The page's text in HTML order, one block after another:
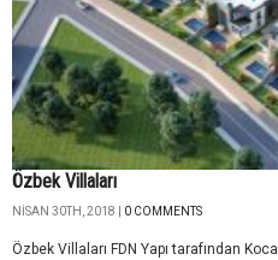
Özbek Villaları
NISAN 30TH, 2018 | 0 COMMENTS
Özbek Villaları FDN Yapı tarafından